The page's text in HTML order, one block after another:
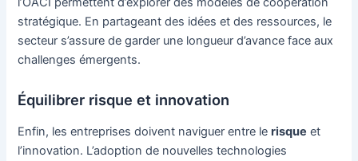
stratégique. En partageant des idées et des ressources, le
secteur s’assure de garder une longueur d’avance face aux
challenges émergents.
Équilibrer risque et innovation
Enfin, les entreprises doivent naviguer entre lerisque et
l’innovation. L’adoption de nouvelles technologies